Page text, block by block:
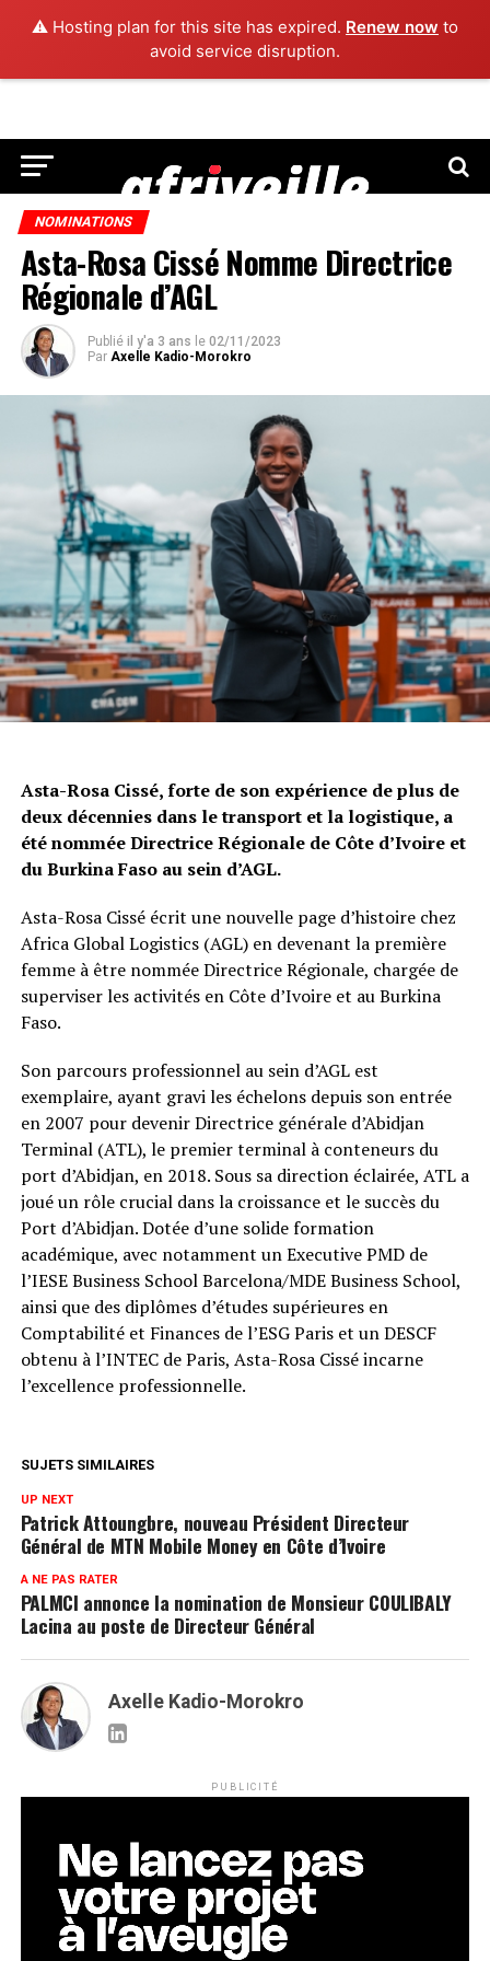
⚠️ Hosting plan for this site has expired. Renew now to
avoid service disruption.
NOMINATIONS
Asta-Rosa Cissé Nomme Directrice
Régionale d’AGL
Publié il y'a 3 ans le 02/11/2023
Par Axelle Kadio-Morokro
Asta-Rosa Cissé, forte de son expérience de plus de
deux décennies dans le transport et la logistique, a
été nommée Directrice Régionale de Côte d’Ivoire et
du Burkina Faso au sein d’AGL.
Asta-Rosa Cissé écrit une nouvelle page d’histoire chez
Africa Global Logistics (AGL) en devenant la première
femme à être nommée Directrice Régionale, chargée de
superviser les activités en Côte d’Ivoire et au Burkina
Faso.
Son parcours professionnel au sein d’AGL est
exemplaire, ayant gravi les échelons depuis son entrée
en 2007 pour devenir Directrice générale d’Abidjan
Terminal (ATL), le premier terminal à conteneurs du
port d’Abidjan, en 2018. Sous sa direction éclairée, ATL a
joué un rôle crucial dans la croissance et le succès du
Port d’Abidjan. Dotée d’une solide formation
académique, avec notamment un Executive PMD de
l’IESE Business School Barcelona/MDE Business School,
ainsi que des diplômes d’études supérieures en
Comptabilité et Finances de l’ESG Paris et un DESCF
obtenu à l’INTEC de Paris, Asta-Rosa Cissé incarne
l’excellence professionnelle.
SUJETS SIMILAIRES
UP NEXT
Patrick Attoungbre, nouveau Président Directeur
Général de MTN Mobile Money en Côte d’Ivoire
A NE PAS RATER
PALMCI annonce la nomination de Monsieur COULIBALY
Lacina au poste de Directeur Général
Axelle Kadio-Morokro
PUBLICITÉ